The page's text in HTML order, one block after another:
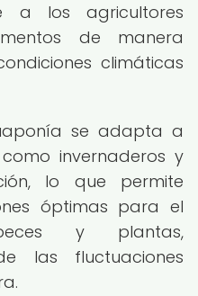
a los agricultores
de manera
climáticas
se adapta a
invernaderos y
lo que permite
óptimas para el
y plantas,
las fluctuaciones